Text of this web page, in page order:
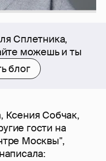
Сплетника,
можешь и ты
блог
Ксения Собчак,
гости на
Москвы",